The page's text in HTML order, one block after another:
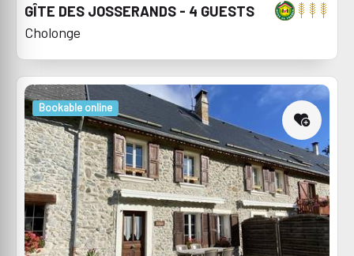
GÎTE DES JOSSERANDS - 4 GUESTS
Cholonge
Bookable online